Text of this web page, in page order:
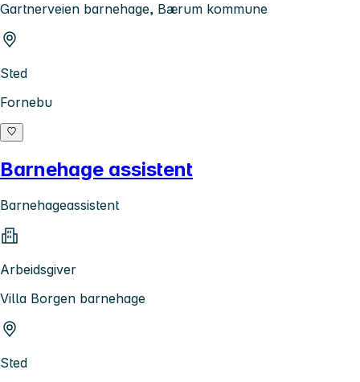
Gartnerveien barnehage, Bærum kommune
Sted
Fornebu
Barnehage assistent
Barnehageassistent
Arbeidsgiver
Villa Borgen barnehage
Sted